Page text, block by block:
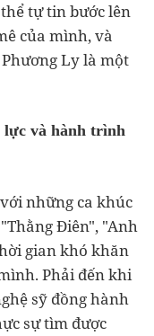
tự tin bước lên
của mình, và
Ly là một
lực và hành trình
những ca khúc
Điên", "Anh
gian khó khăn
Phải đến khi
sỹ đồng hành
sự tìm được